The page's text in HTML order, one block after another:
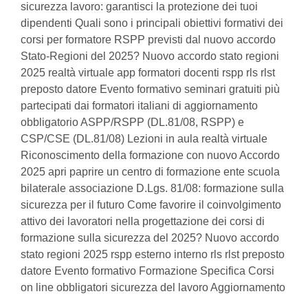
sicurezza lavoro: garantisci la protezione dei tuoi
dipendenti Quali sono i principali obiettivi formativi dei
corsi per formatore RSPP previsti dal nuovo accordo
Stato-Regioni del 2025? Nuovo accordo stato regioni
2025 realtà virtuale app formatori docenti rspp rls rlst
preposto datore Evento formativo seminari gratuiti più
partecipati dai formatori italiani di aggiornamento
obbligatorio ASPP/RSPP (DL.81/08, RSPP) e
CSP/CSE (DL.81/08) Lezioni in aula realtà virtuale
Riconoscimento della formazione con nuovo Accordo
2025 apri paprire un centro di formazione ente scuola
bilaterale associazione D.Lgs. 81/08: formazione sulla
sicurezza per il futuro Come favorire il coinvolgimento
attivo dei lavoratori nella progettazione dei corsi di
formazione sulla sicurezza del 2025? Nuovo accordo
stato regioni 2025 rspp esterno interno rls rlst preposto
datore Evento formativo Formazione Specifica Corsi
on line obbligatori sicurezza del lavoro Aggiornamento